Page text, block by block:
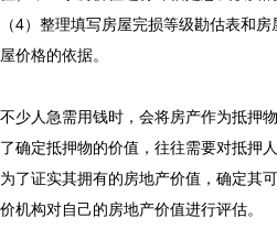
（4）整理填写房屋完损等级勘估表和
屋价格的依据。
不少人急需用钱时，会将房产作为抵押
了确定抵押物的价值，往往需要对抵押
为了证实其拥有的房地产价值，确定其
价机构对自己的房地产价值进行评估。